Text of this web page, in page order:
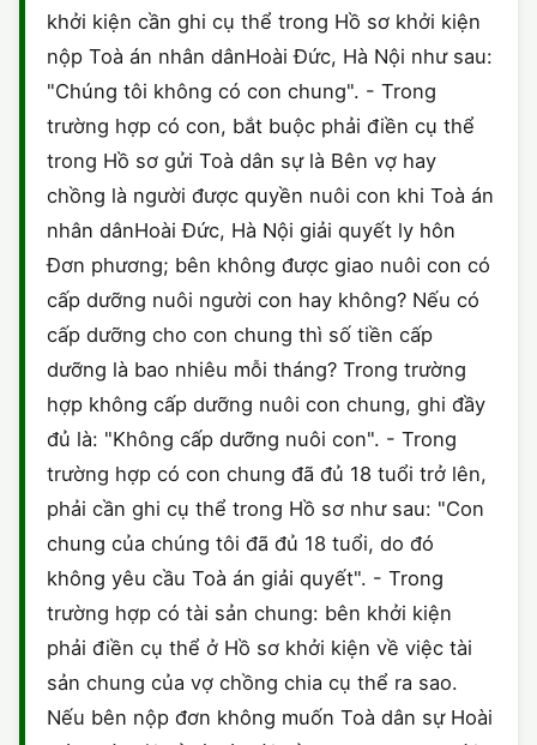
khởi kiện cần ghi cụ thể trong Hồ sơ khởi kiện
nộp Toà án nhân dânHoài Đức, Hà Nội như sau:
"Chúng tôi không có con chung". - Trong
trường hợp có con, bắt buộc phải điền cụ thể
trong Hồ sơ gửi Toà dân sự là Bên vợ hay
chồng là người được quyền nuôi con khi Toà án
nhân dânHoài Đức, Hà Nội giải quyết ly hôn
Đơn phương; bên không được giao nuôi con có
cấp dưỡng nuôi người con hay không? Nếu có
cấp dưỡng cho con chung thì số tiền cấp
dưỡng là bao nhiêu mỗi tháng? Trong trường
hợp không cấp dưỡng nuôi con chung, ghi đầy
đủ là: "Không cấp dưỡng nuôi con". - Trong
trường hợp có con chung đã đủ 18 tuổi trở lên,
phải cần ghi cụ thể trong Hồ sơ như sau: "Con
chung của chúng tôi đã đủ 18 tuổi, do đó
không yêu cầu Toà án giải quyết". - Trong
trường hợp có tài sản chung: bên khởi kiện
phải điền cụ thể ở Hồ sơ khởi kiện về việc tài
sản chung của vợ chồng chia cụ thể ra sao.
Nếu bên nộp đơn không muốn Toà dân sự Hoài